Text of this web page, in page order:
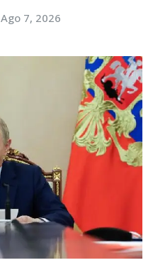
Ago 7, 2026